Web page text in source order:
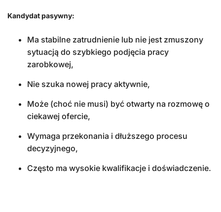
Kandydat pasywny:
Ma stabilne zatrudnienie lub nie jest zmuszony
sytuacją do szybkiego podjęcia pracy
zarobkowej,
Nie szuka nowej pracy aktywnie,
Może (choć nie musi) być otwarty na rozmowę o
ciekawej ofercie,
Wymaga przekonania i dłuższego procesu
decyzyjnego,
Często ma wysokie kwalifikacje i doświadczenie.